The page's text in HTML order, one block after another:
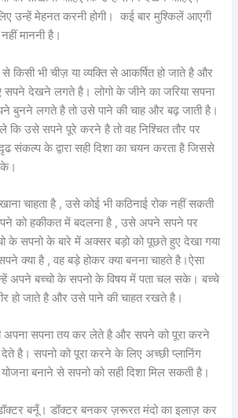
उन्हें मेहनत करनी होगी। कई बार मुश्किलें आएगी
माननी है।
किसी भी चीज़ या व्यक्ति से आकर्षित हो जाते है और
देखने लगते है। लोगो के जीने का जरिया सपना
बुनने लगते है तो उसे पाने की चाह और बढ़ जाती है।
कि उसे सपने पूरे करने है तो वह निश्चित तौर पर
संकल्प के द्वारा सही दिशा का चयन करता है जिससे
चाहता है , उसे कोई भी कठिनाई रोक नहीं सकती
को हकीकत में बदलना है , उसे अपने सपने पर
के सपनो के बारे में अक्सर बड़ो को पूछते हुए देखा गया
क्या है , वह बड़े होकर क्या बनना चाहते है।ऐसा
अपने बच्चो के सपनो के विषय में पता चल सके। बच्चे
हो जाते है और उसे पाने की चाहत रखते है।
अपना सपना तय कर लेते है और सपने को पूरा करने
है। सपनो को पूरा करने के लिए अच्छी प्लानिंग
बनाने से सपनो को सही दिशा मिल सकती है।
बनूँ। डॉक्टर बनकर ज़रूरत मंदो का इलाज़ कर